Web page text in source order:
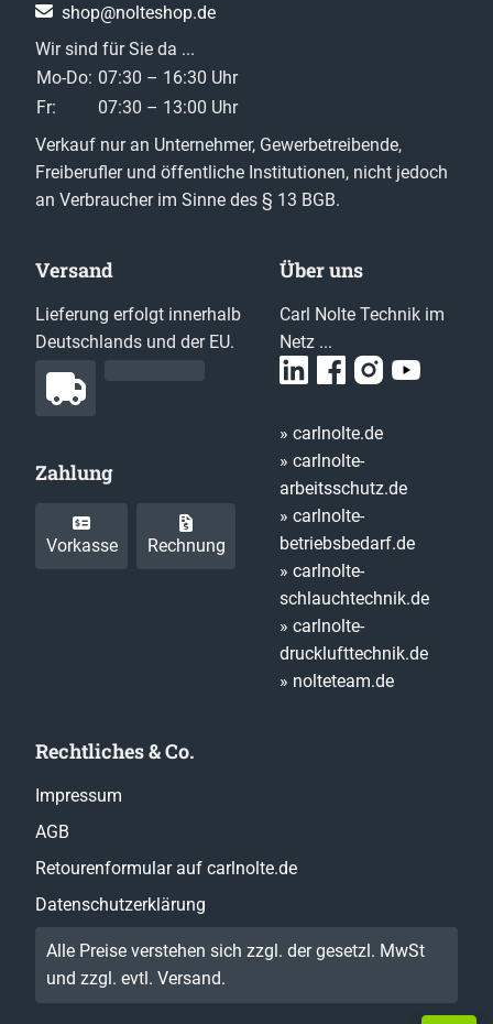
shop@nolteshop.de
Wir sind für Sie da ...
Mo-Do: 07:30 – 16:30 Uhr
Fr:
07:30 – 13:00 Uhr
Verkauf nur an Unternehmer, Gewerbetreibende,
Freiberufler und öffentliche Institutionen, nicht jedoch
an Verbraucher im Sinne des § 13 BGB.
Versand
Lieferung erfolgt innerhalb
Deutschlands und der EU.
Zahlung
Vorkasse Rechnung
Über uns
Carl Nolte Technik im
Netz ...
» carlnolte.de
» carlnolte-
arbeitsschutz.de
» carlnolte-
betriebsbedarf.de
» carlnolte-
schlauchtechnik.de
» carlnolte-
drucklufttechnik.de
» nolteteam.de
Rechtliches & Co.
Impressum
AGB
Retourenformular auf carlnolte.de
Datenschutzerklärung
Alle Preise verstehen sich zzgl. der gesetzl. MwSt
und zzgl. evtl. Versand.